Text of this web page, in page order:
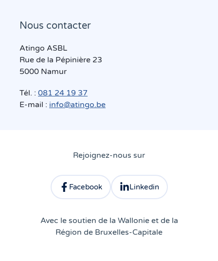
Nous contacter
Atingo ASBL
Rue de la Pépinière 23
5000 Namur
Tél. : 081 24 19 37
E-mail : info@atingo.be
Rejoignez-nous sur
Facebook
Consulter le profil facebook d'Atingo
Linkedin
Consulter le profil linkedin
Avec le soutien de la Wallonie et de la
Région de Bruxelles-Capitale